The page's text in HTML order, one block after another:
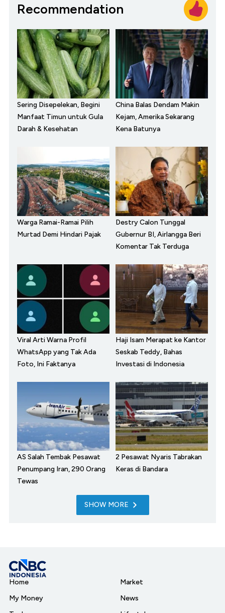
Recommendation
Sering Disepelekan, Begini
Manfaat Timun untuk Gula
Darah & Kesehatan
China Balas Dendam Makin
Kejam, Amerika Sekarang
Kena Batunya
Warga Ramai-Ramai Pilih
Murtad Demi Hindari Pajak
Destry Calon Tunggal
Gubernur BI, Airlangga Beri
Komentar Tak Terduga
Viral Arti Warna Profil
WhatsApp yang Tak Ada
Foto, Ini Faktanya
Haji Isam Merapat ke Kantor
Seskab Teddy, Bahas
Investasi di Indonesia
AS Salah Tembak Pesawat
Penumpang Iran, 290 Orang
Tewas
2 Pesawat Nyaris Tabrakan
Keras di Bandara
SHOW MORE
Home
My Money
Market
News